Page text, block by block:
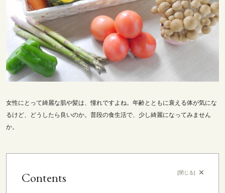
女性にとって綺麗な肌や髪は、憧れですよね。年齢とともに衰える体が気にな
るけど、どうしたら良いのか。普段の食生活で、少し綺麗になってみません
か。
Contents [閉じる]